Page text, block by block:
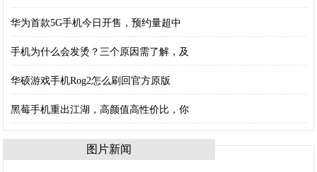
华为首款5G手机今日开售，预约量超中
手机为什么会发烫？三个原因需了解，及
华硕游戏手机Rog2怎么刷回官方原版
黑莓手机重出江湖，高颜值高性价比，你
图片新闻